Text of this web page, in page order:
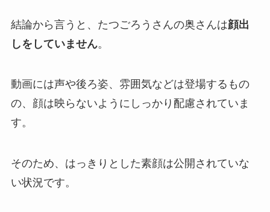
結論から言うと、たつごろうさんの奥さんは顔出
しをしていません。
動画には声や後ろ姿、雰囲気などは登場するもの
の、顔は映らないようにしっかり配慮されていま
す。
そのため、はっきりとした素顔は公開されていな
い状況です。